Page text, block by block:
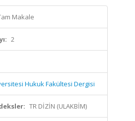
Makale
2
Hukuk Fakültesi Dergisi
TR DİZİN (ULAKBİM)